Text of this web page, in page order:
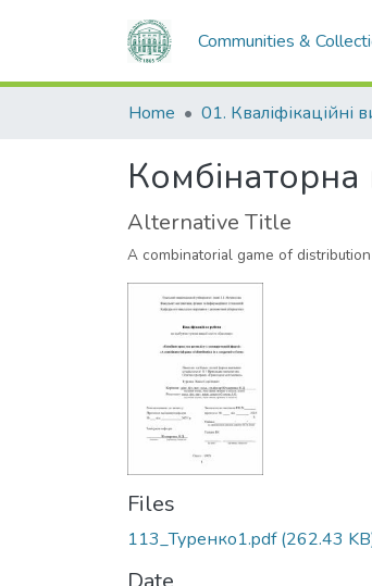
Communities &
Home
Комбінаторна
Alternative Title
A combinatorial game of
Files
113_Туренко1.pdf(262.43